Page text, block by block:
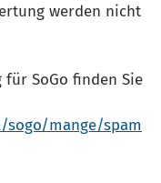
werden nicht
SoGo finden Sie
mange/spam